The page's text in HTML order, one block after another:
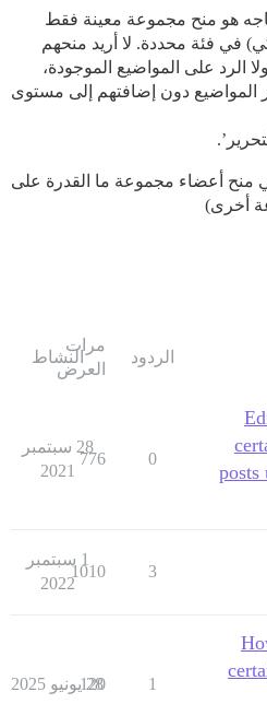
هو منح مجموعة معينة فقط
في فئة محددة. لا أريد منحهم
الرد على المواضيع الموجودة،
المواضيع دون إضافتهم إلى مستوى
منح أعضاء مجموعة ما القدرة على
أخرى)
الردود
مرات
العرض
النشاط
posts
0
776
28 سبتمبر
2021
3
1010
1 سبتمبر
2022
1
120
28 يونيو 2025